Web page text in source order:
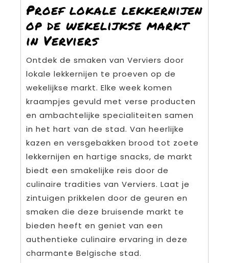
Proef lokale lekkernijen
op de wekelijkse markt
in Verviers
Ontdek de smaken van Verviers door
lokale lekkernijen te proeven op de
wekelijkse markt. Elke week komen
kraampjes gevuld met verse producten
en ambachtelijke specialiteiten samen
in het hart van de stad. Van heerlijke
kazen en versgebakken brood tot zoete
lekkernijen en hartige snacks, de markt
biedt een smakelijke reis door de
culinaire tradities van Verviers. Laat je
zintuigen prikkelen door de geuren en
smaken die deze bruisende markt te
bieden heeft en geniet van een
authentieke culinaire ervaring in deze
charmante Belgische stad.